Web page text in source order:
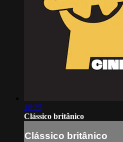
18:25
Clássico britânico
Clássico britânico